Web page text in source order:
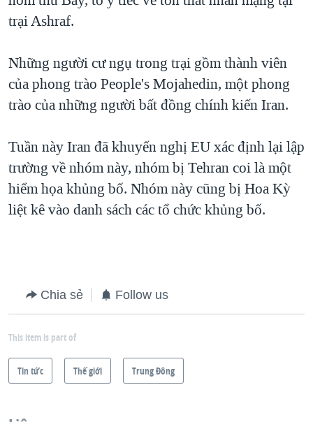
trại Ashraf.
Những người cư ngụ trong trại gồm thành viên
của phong trào People's Mojahedin, một phong
trào của những người bất đồng chính kiến Iran.
Tuần này Iran đã khuyến nghị EU xác định lại lập
trường về nhóm này, nhóm bị Tehran coi là một
hiểm họa khủng bố. Nhóm này cũng bị Hoa Kỳ
liệt kê vào danh sách các tổ chức khủng bố.
Chia sẻ Follow us
This item is part of
Tin tức Thế giới Trung Ðông